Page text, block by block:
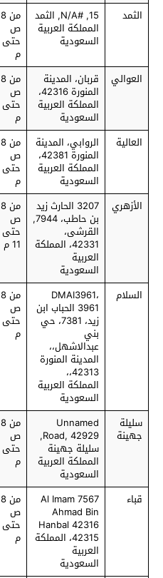
الثمد
15, #N/A, الثمد
المملكة العربية
السعودية
من 8
ص
م
العوالي قربان، المدينة
المنورة 42316،
المملكة العربية
السعودية
من 8
ص
م
العالية الروابي، المدينة
المنورة 42381،
المملكة العربية
السعودية
من 8
ص
م
الأزهري 3207 الحارث زيد
بن حاطب، 7944,
القرشى،
42331، المملكة
العربية
السعودية
من 8
ص
حتى
11 م
السلام DMAI3961،
3961 الحباب ابن
زيد، 7381، حي
بني
عبدالاشهل،،
المدينة المنورة
42313،،
المملكة العربية
السعودية
من 8
ص
م
سليلة
جهينة
Unnamed
Road, 42929,
سليلة جهينة
المملكة العربية
السعودية
من 8
ص
م
قباء 7567 Al Imam
Ahmad Bin
Hanbal 42316
42315، المملكة
العربية
السعودية
من 8
ص
م